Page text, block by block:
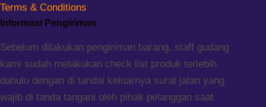
Terms & Conditions
Informasi Pengiriman
Sebelum dilakukan pengiriman barang, staff gudang
kami sudah melakukan check list produk terlebih
dahulu dengan di tandai keluarnya surat jalan yang
wajib di tanda tangani oleh pihak pelanggan saat